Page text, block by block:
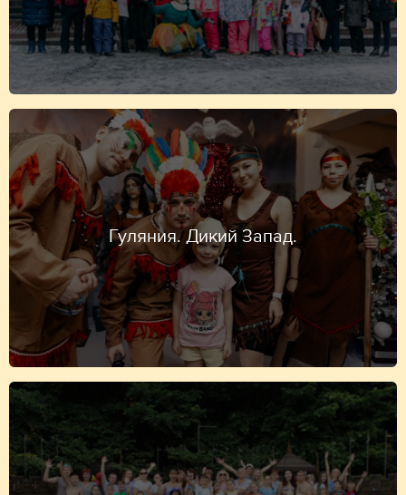
Гуляния. Дикий Запад.